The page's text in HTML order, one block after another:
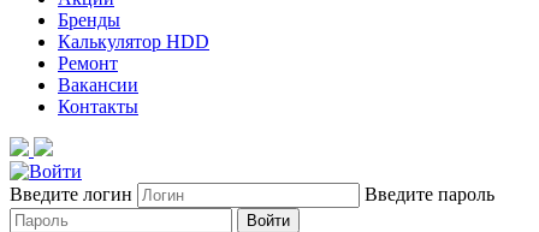
Бренды
Калькулятор HDD
Ремонт
Вакансии
Контакты
Введите логин Введите пароль
Войти